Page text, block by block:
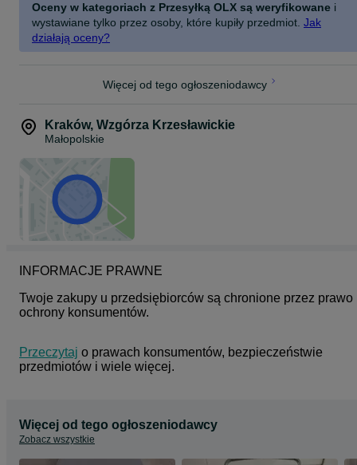
Oceny w kategoriach z Przesyłką OLX są weryfikowane i
wystawiane tylko przez osoby, które kupiły przedmiot. Jak
działają oceny?
Więcej od tego ogłoszeniodawcy
Kraków, Wzgórza Krzesławickie
Małopolskie
INFORMACJE PRAWNE
Twoje zakupy u przedsiębiorców są chronione przez prawo
ochrony konsumentów.
Przeczytaj o prawach konsumentów, bezpieczeństwie
przedmiotów i wiele więcej.
Więcej od tego ogłoszeniodawcy
Zobacz wszystkie